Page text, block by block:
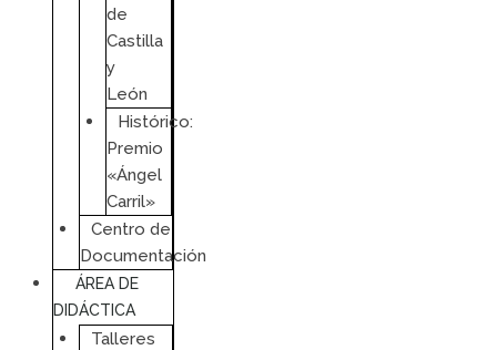
de
Castilla
y
León
Histórico:
Premio
«Ángel
Carril»
Centro de
Documentación
ÁREA DE
DIDÁCTICA
Talleres